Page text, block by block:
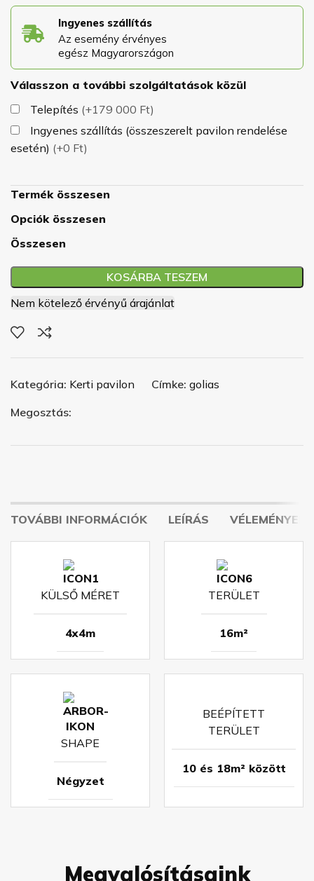
tökéletes stabilitását kedvezőtlen időjárási körülmények
között. A pavilon önhordó, nincs szüksége rögzítő
elemekre.A padlót, a burkolatot és a festéket ingyen
szállítjuk Önnek.
Ingyenes szállítás
Az esemény érvényes
egész Magyarországon
Válasszon a további szolgáltatások közül
Telepítés (+179 000 Ft)
Ingyenes szállítás (összeszerelt pavilon rendelése
esetén) (+0 Ft)
Termék összesen
Opciók összesen
Összesen
KOSÁRBA TESZEM
Nem kötelező érvényű árajánlat
Kategória: Kerti pavilon Címke: golias
Megosztás:
TOVÁBBI INFORMÁCIÓK LEÍRÁS VÉLEMÉNYEK
KÜLSŐ MÉRET
4x4m
TERÜLET
16m²
SHAPE
Négyzet
BEÉPÍTETT
TERÜLET
10 és 18m² között
Megvalósításaink